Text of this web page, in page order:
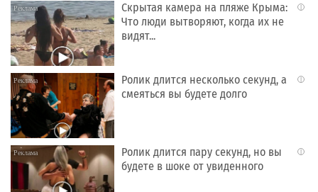
i
Скрытая камера на пляже Крыма:
Что люди вытворяют, когда их не
видят...
i
Ролик длится несколько секунд, а
смеяться вы будете долго
i
Ролик длится пару секунд, но вы
будете в шоке от увиденного